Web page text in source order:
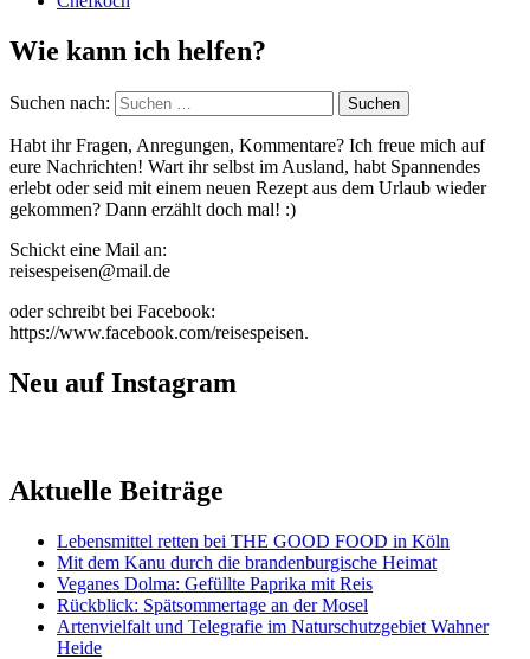
Wie kann ich helfen?
Suchen nach:
Habt ihr Fragen, Anregungen, Kommentare? Ich freue mich auf
eure Nachrichten! Wart ihr selbst im Ausland, habt Spannendes
erlebt oder seid mit einem neuen Rezept aus dem Urlaub wieder
gekommen? Dann erzählt doch mal! :)
Schickt eine Mail an:
reisespeisen@mail.de
oder schreibt bei Facebook:
https://www.facebook.com/reisespeisen.
Neu auf Instagram
Aktuelle Beiträge
Lebensmittel retten bei THE GOOD FOOD in Köln
Mit dem Kanu durch die brandenburgische Heimat
Veganes Dolma: Gefüllte Paprika mit Reis
Rückblick: Spätsommertage an der Mosel
Artenvielfalt und Telegrafie im Naturschutzgebiet Wahner
Heide